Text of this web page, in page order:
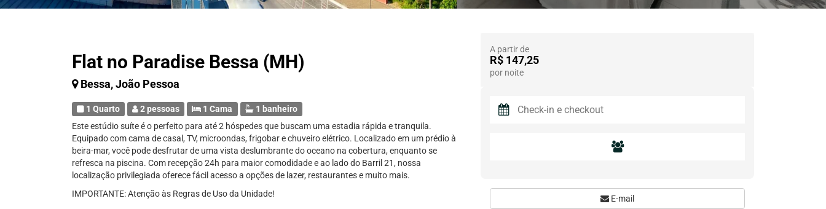
Flat no Paradise Bessa (MH)
Bessa, João Pessoa
1 Quarto 2 pessoas 1 Cama
1 banheiro
Este estúdio suíte é o perfeito para até 2 hóspedes que buscam uma estadia rápida e tranquila.
Equipado com cama de casal, TV, microondas, frigobar e chuveiro elétrico. Localizado em um prédio à
beira-mar, você pode desfrutar de uma vista deslumbrante do oceano na cobertura, enquanto se
refresca na piscina. Com recepção 24h para maior comodidade e ao lado do Barril 21, nossa
localização privilegiada oferece fácil acesso a opções de lazer, restaurantes e muito mais.
IMPORTANTE: Atenção às Regras de Uso da Unidade!
A partir de
R$ 147,25
por noite
E-mail